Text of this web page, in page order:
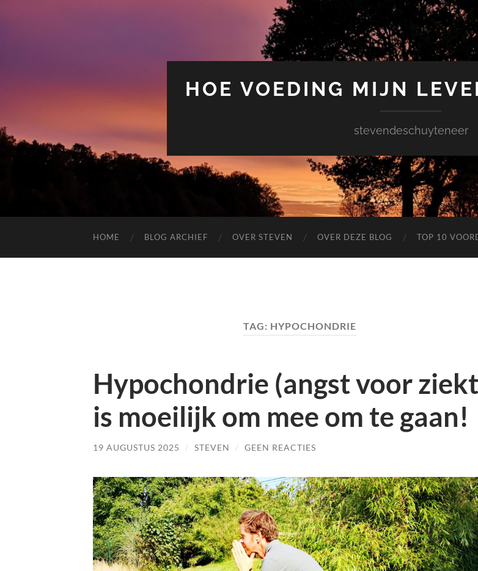
HOE VOEDING MIJN
stevendeschuyteneer
HOME BLOG ARCHIEF OVER STEVEN OVER DEZE BLOG TOP 10
TAG: HYPOCHONDRIE
Hypochondrie (angst voor
is moeilijk om mee om te gaan!
19 AUGUSTUS 2025 / STEVEN / GEEN REACTIES